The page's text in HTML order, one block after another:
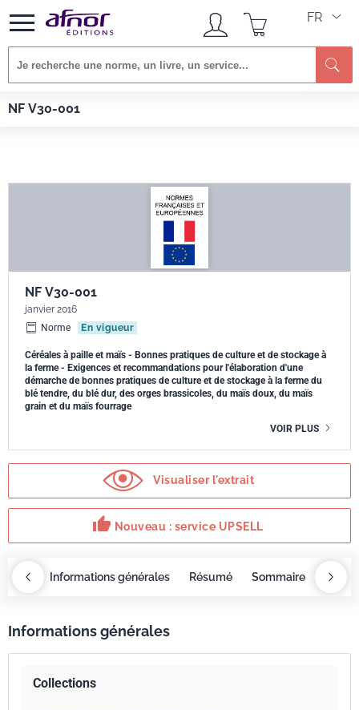
FR
NF V30-001
Afnor EDITIONS
NF V30-001
janvier 2016
Norme
En vigueur
Céréales à paille et maïs - Bonnes pratiques de culture et de stockage à
la ferme - Exigences et recommandations pour l'élaboration d'une
démarche de bonnes pratiques de culture et de stockage à la ferme du
blé tendre, du blé dur, des orges brassicoles, du maïs doux, du maïs
grain et du maïs fourrage
VOIR PLUS
Visualiser l'extrait
thumb_up Nouveau : service UPSELL
Informations générales Résumé Sommaire
Informations générales
Collections